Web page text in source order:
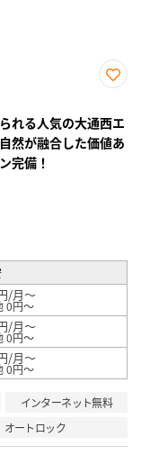
り登
録
れる人気の大通西エ
然が融合した価値あ
完備！
/月～
0円～
/月～
0円～
/月～
0円～
インターネット無料
オートロック